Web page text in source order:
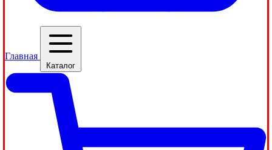
Главная
Каталог